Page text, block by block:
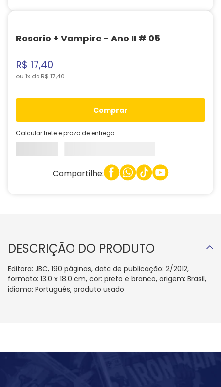
Rosario + Vampire - Ano II # 05
R$ 17,40
ou 1x de R$ 17,40
comprar
Calcular frete e prazo de entrega
Compartilhe:
DESCRIÇÃO DO PRODUTO
Editora: JBC, 190 páginas, data de publicação: 2/2012,
formato: 13.0 x 18.0 cm, cor: preto e branco, origem: Brasil,
idioma: Português, produto usado